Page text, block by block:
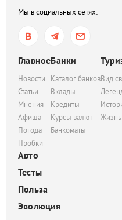
Мы в социальных сетях:
Главное
Новости
Статьи
Мнения
Афиша
Погода
Пробки
Банки
Каталог банков
Вклады
Кредиты
Курсы валют
Банкоматы
Вид
Жизнь
Авто
Тесты
Польза
Эволюция